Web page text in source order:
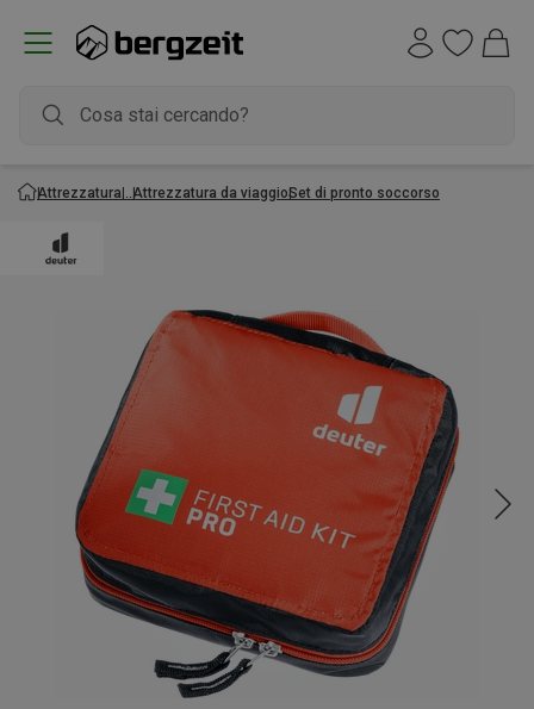
Attrezzatura Attrezzatura da viaggioSet di pronto soccorso